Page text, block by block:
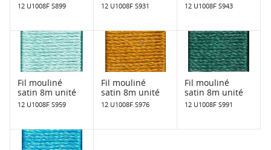
12 U1008F S899 12 U1008F S931 12 U1008F S943
Fil mouliné
satin 8m unité
12 U1008F S959
Fil mouliné
satin 8m unité
12 U1008F S976
Fil mouliné
satin 8m unité
12 U1008F S991